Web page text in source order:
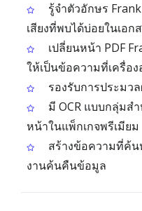
รู้จำตัวอักษร
เสียงที่พบได้บ่อยในเอก
เปลี่ยนหน้า PDF
ให้เป็นข้อความที่เครื่อ
รองรับการประมว
มี OCR แบบกลุ่มส
หน้าในแพ็กเกจพรีเมียม
สร้างข้อความที่ค้
งานค้นคืนข้อมูล